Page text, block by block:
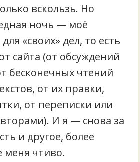
вскользь. Но
ночь — моё
«своих» дел, то есть
сайта (от обсуждений
бесконечных чтений
от их правки,
от переписки или
И я — снова за
и другое, более
чтиво.